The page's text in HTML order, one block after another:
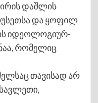
დაშლის
და ყოფილ
იდეოლოგიურ-
რომელიც
თავისად არ